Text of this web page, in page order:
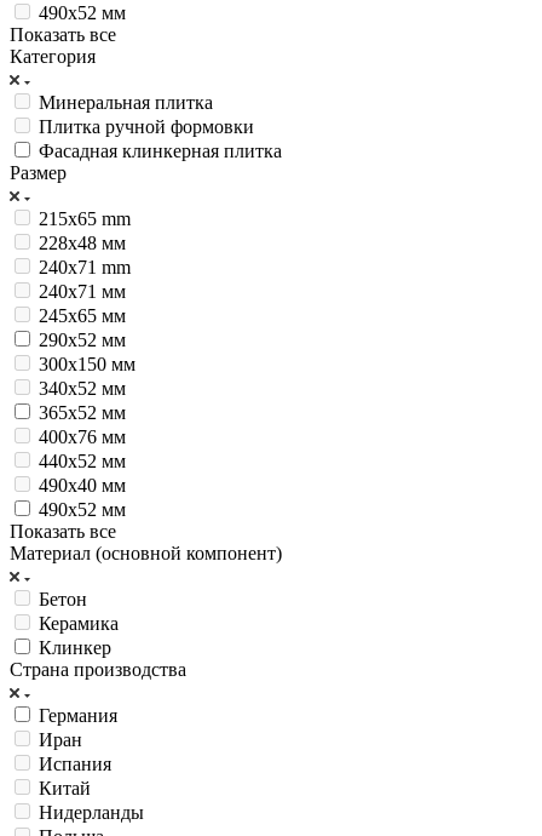
490х52 мм
Показать все
Категория
Минеральная плитка
Плитка ручной формовки
Фасадная клинкерная плитка
Размер
215x65 mm
228х48 мм
240x71 mm
240х71 мм
245х65 мм
290х52 мм
300х150 мм
340х52 мм
365х52 мм
400х76 мм
440х52 мм
490х40 мм
490х52 мм
Показать все
Материал (основной компонент)
Бетон
Керамика
Клинкер
Страна производства
Германия
Иран
Испания
Китай
Нидерланды